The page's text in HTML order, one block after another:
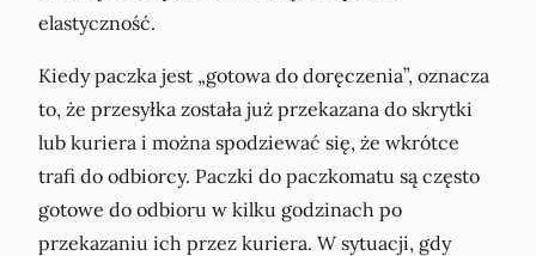
elastyczność.
Kiedy paczka jest „gotowa do doręczenia”, oznacza
to, że przesyłka została już przekazana do skrytki
lub kuriera i można spodziewać się, że wkrótce
trafi do odbiorcy. Paczki do paczkomatu są często
gotowe do odbioru w kilku godzinach po
przekazaniu ich przez kuriera. W sytuacji, gdy